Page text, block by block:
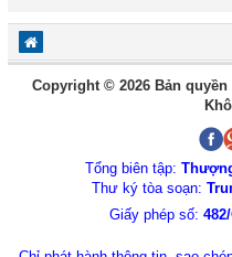
Copyright © 2026 Bản
Tổng biên tập:
Thư ký tòa soạn:
Giấy phép số: